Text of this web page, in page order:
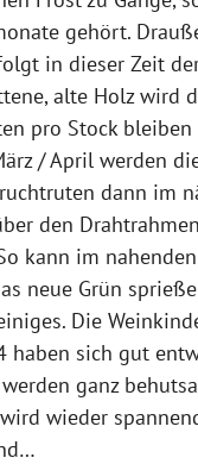
gehört.
in dieser Zeit
alte Holz wird
pro Stock bleiben
/ April werden
dann im
den
kann im
neue Grün
Die
haben sich gut
ganz
wieder